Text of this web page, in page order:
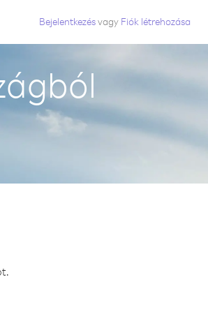
Bejelentkezésvagy Fiók létrehozása